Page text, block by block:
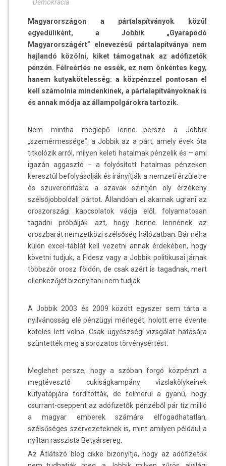
Demokrácia
Magyarországon a pártalapítványok közül
egyedüliként, a Jobbik „Gyarapodó
Magyarországért” elnevezésű pártalapítványa nem
hajlandó közölni, kiket támogatnak az adófizetők
pénzén. Félreértés ne essék, ez nem önkéntes kegy,
hanem kutyakötelesség: a közpénzzel pontosan el
kell számolnia mindenkinek, a pártalapítványoknak is
és annak módja az állampolgárokra tartozik.
Nem mintha meglepő lenne persze a Jobbik
„szemérmessége”: a Jobbik az a párt, amely évek óta
titkolózik arról, milyen keleti hatalmak pénzelik és – ami
igazán aggasztó − a folyósított hatalmas pénzeken
keresztül befolyásolják és irányítják a nemzeti érzületre
és szuverenitásra a szavak szintjén oly érzékeny
szélsőjobboldali pártot. Állandóan el akarnak ugrani az
oroszországi kapcsolatok vádja elől, folyamatosan
tagadni próbálják azt, hogy benne lennének az
oroszbarát nemzetközi szélsőség hálózatban. Bár néha
külön excel-táblát kell vezetni annak érdekében, hogy
követni tudjuk, a Fidesz vagy a Jobbik politikusai járnak
többször orosz földön, de csak azért is tagadnak, mert
ellenkezőjét bizonyítani nem tudják.
A Jobbik 2003 és 2009 között egyszer sem tárta a
nyilvánosság elé pénzügyi mérlegét, holott erre évente
köteles lett volna. Csak ügyészségi vizsgálat hatására
szüntették meg a sorozatos törvénysértést.
Meglehet persze, hogy a szóban forgó közpénzt a
megtévesztő cukiságkampány vizslakölykeinek
kutyatápjára fordították, de felmerül a gyanú, hogy
csurrant-cseppent az adófizetők pénzéből pár tíz millió
a magyar emberek számára elfogadhatatlan,
szélsőséges szervezeteknek is, mint amilyen például a
nyíltan rasszista Betyársereg.
Az Átlátszó blog cikke bizonyítja, hogy az adófizetők